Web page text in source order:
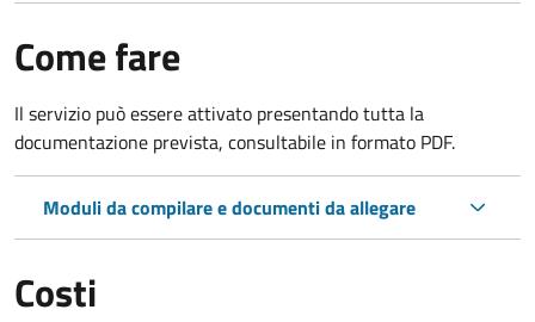
Come fare
Il servizio può essere attivato presentando tutta la
documentazione prevista, consultabile in formato PDF.
Moduli da compilare e documenti da allegare
Costi